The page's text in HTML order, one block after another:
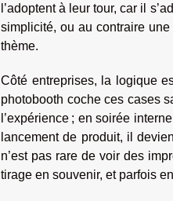
l’adoptent à leur tour, car il
simplicité, ou au contraire
thème.
Côté entreprises, la logique
photobooth coche ces cases
l’expérience ; en soirée
lancement de produit, il
n’est pas rare de voir des
tirage en souvenir, et parfois